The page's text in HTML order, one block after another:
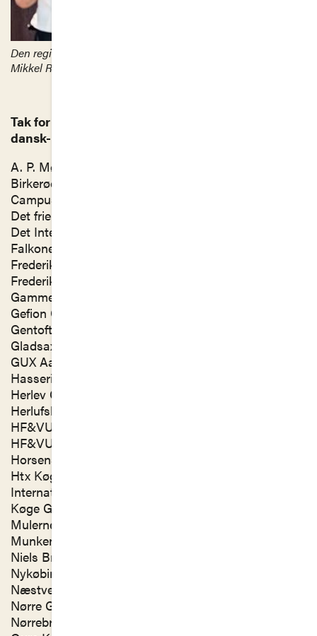
Den regionale talefest på Dokk1 i Aarhus i foråret 2024. Foto:
Mikkel Randløv/elektrofilm.dk
Tak for opbakningen og engagementet til alle jer
dansk- og retoriklærere fra:
A. P. Møller-skolen,
Birkerød Gymnasium STX, HF, IB & Kostskole,
Campus Bornholm,
Det frie Gymnasium,
Det Internationale Gymnasium (Niels Brock)
Falkonergårdens Gymnasium og HF,
Frederiksborg Gymnasium og HF,
Frederikssund Gymnasium,
Gammel Hellerup Gymnasium,
Gefion Gymnasium,
Gentofte Gymnasium,
Gladsaxe Gymnasium,
GUX Aasiaat,
Hasseris Gymnasium & IB World School,
Herlev Gymnasium & HF,
Herlufsholm Skole og Gods,
HF&VUC NORD, Aalborg,
HF&VUC NORD, Hobro,
Horsens Gymnasium & HF,
Htx Køge, EUC Sjælland,
International School of Hellerup,
Køge Gymnasium,
Mulernes Legatskole,
Munkensdam Gymnasium,
Niels Brocks Innovationsgymnasium,
Nykøbing Katedralskole,
Næstved Gymnasium og HF,
Nørre Gymnasium,
Nørrebro Gymnasium,